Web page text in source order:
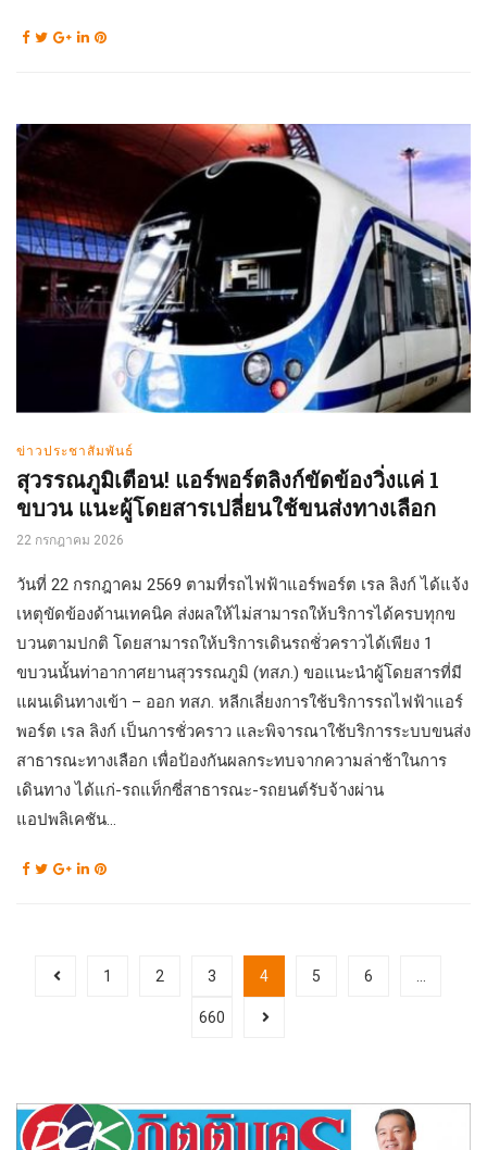
ข่าวประชาสัมพันธ์
สุวรรณภูมิเตือน! แอร์พอร์ตลิงก์ขัดข้องวิ่งแค่ 1
ขบวน แนะผู้โดยสารเปลี่ยนใช้ขนส่งทางเลือก
22 กรกฎาคม 2026
วันที่ 22 กรกฎาคม 2569 ตามที่รถไฟฟ้าแอร์พอร์ต เรล ลิงก์ ได้แจ้ง
เหตุขัดข้องด้านเทคนิค ส่งผลให้ไม่สามารถให้บริการได้ครบทุกข
บวนตามปกติ โดยสามารถให้บริการเดินรถชั่วคราวได้เพียง 1
ขบวนนั้นท่าอากาศยานสุวรรณภูมิ (ทสภ.) ขอแนะนำผู้โดยสารที่มี
แผนเดินทางเข้า – ออก ทสภ. หลีกเลี่ยงการใช้บริการรถไฟฟ้าแอร์
พอร์ต เรล ลิงก์ เป็นการชั่วคราว และพิจารณาใช้บริการระบบขนส่ง
สาธารณะทางเลือก เพื่อป้องกันผลกระทบจากความล่าช้าในการ
เดินทาง ได้แก่-รถแท็กซี่สาธารณะ-รถยนต์รับจ้างผ่าน
แอปพลิเคชัน...
1 2 3 4 5 6
660